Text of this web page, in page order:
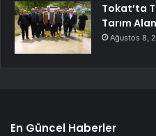
Tokat’ta
Tarım
Ağustos 8,
En Güncel Haberler